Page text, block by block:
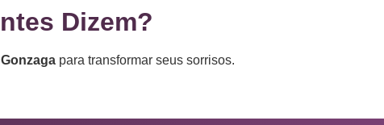
Dizem?
para transformar seus sorrisos.